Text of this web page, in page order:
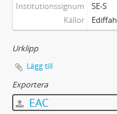
Institutionssignum
SE-S
Källor
Ediffah
Urklipp
Lägg till
Exportera
EAC